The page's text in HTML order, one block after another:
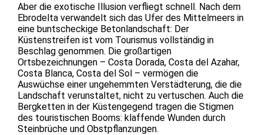
Aber die exotische Illusion verfliegt schnell. Nach dem
Ebrodelta verwandelt sich das Ufer des Mittelmeers in
eine buntscheckige Betonlandschaft: Der
Küstenstreifen ist vom Tourismus vollständig in
Beschlag genommen. Die großartigen
Ortsbezeichnungen – Costa Dorada, Costa del Azahar,
Costa Blanca, Costa del Sol – vermögen die
Auswüchse einer ungehemmten Verstädterung, die die
Landschaft verunstaltet, nicht zu vertuschen. Auch die
Bergketten in der Küstengegend tragen die Stigmen
des touristischen Booms: klaffende Wunden durch
Steinbrüche und Obstpflanzungen.